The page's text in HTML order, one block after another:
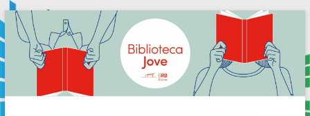
Skip
content